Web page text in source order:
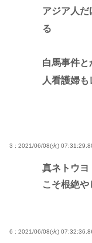
アジア人だ
る
白馬事件と
人看護婦
3 : 2021/06/08(火)
真ネトウヨ
こそ根絶
6 : 2021/06/08(火)